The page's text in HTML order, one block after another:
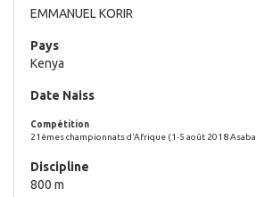
EMMANUEL KORIR
Kenya
21èmes championnats d'Afrique (1-5 août 2018 Asaba
800 m